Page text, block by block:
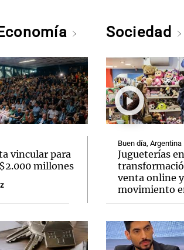
vincular para
millones
Sociedad
Buen día, Argentina
Jugueterías en
venta online y
movimiento